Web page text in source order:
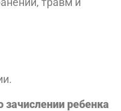
зачислении ребенка